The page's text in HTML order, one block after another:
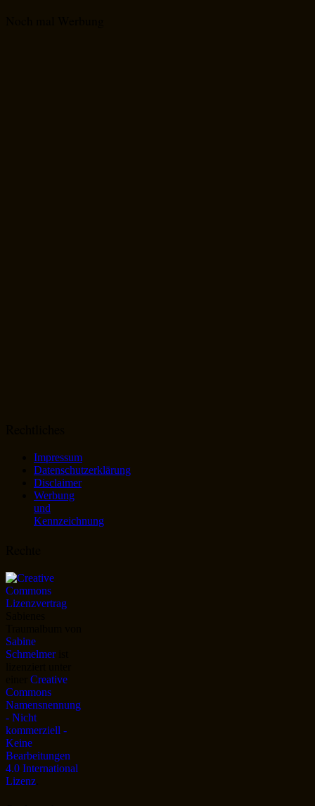
Impressum
Datenschutzerklärung
Disclaimer
Werbung
und
Kennzeichnung
Sabine
Schmelmerist
Creative
Commons
Namensnennung
- Nicht
kommerziell -
Keine
Bearbeitungen
4.0 International
Lizenz